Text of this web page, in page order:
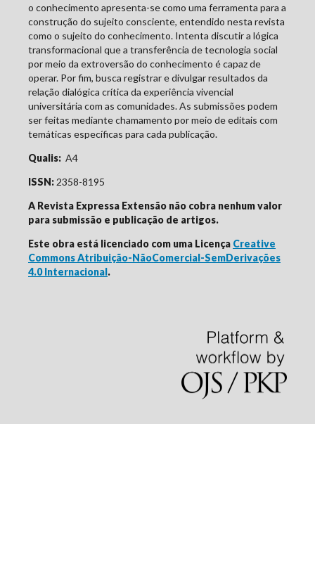
o conhecimento apresenta-se como uma ferramenta para a
construção do sujeito consciente, entendido nesta revista
como o sujeito do conhecimento. Intenta discutir a lógica
transformacional que a transferência de tecnologia social
por meio da extroversão do conhecimento é capaz de
operar. Por fim, busca registrar e divulgar resultados da
relação dialógica crítica da experiência vivencial
universitária com as comunidades. As submissões podem
ser feitas mediante chamamento por meio de editais com
temáticas específicas para cada publicação.
Qualis: A4
ISSN: 2358-8195
A Revista Expressa Extensão não cobra nenhum valor
para submissão e publicação de artigos.
Este obra está licenciado com uma Licença Creative
Commons Atribuição-NãoComercial-SemDerivações
4.0 Internacional.